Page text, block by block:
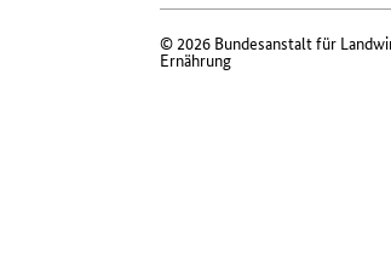
© 2026 Bundesanstalt für
Ernährung